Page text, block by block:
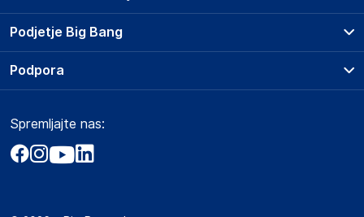
Podjetje Big Bang
O podjetju
Obvestila za javnost
Akt o digitalnih storitvah
Prodajna mesta
Storitve
Dostava, vnos in odvoz
Zavarovanje izdelkov
Podpora
Marketplace
Kako oddati naročilo?
Spremljajte nas: